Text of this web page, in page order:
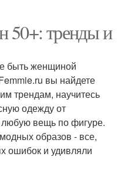
тренды и
быть женщиной
вы найдете
трендам, научитесь
одежду от
любую вещь по фигуре.
образов - все,
ошибок и удивляли